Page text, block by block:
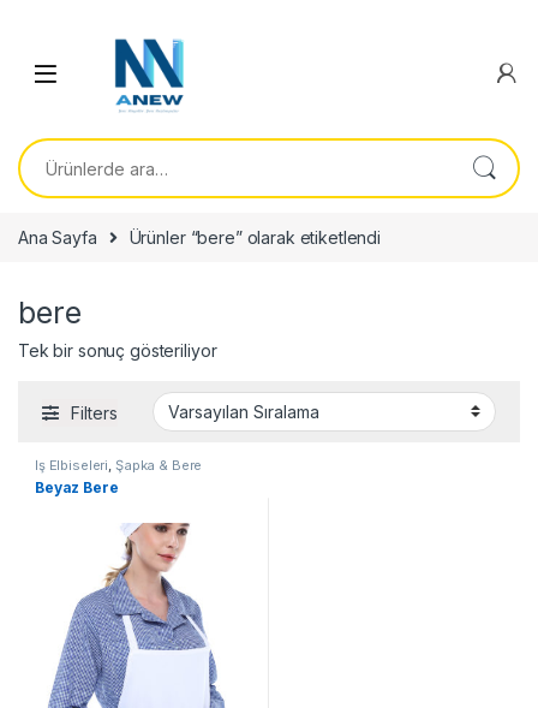
Ara:
Ana Sayfa Ürünler “bere” olarak etiketlendi
bere
Tek bir sonuç gösteriliyor
Filters
İş Elbiseleri, Şapka & Bere
Beyaz Bere